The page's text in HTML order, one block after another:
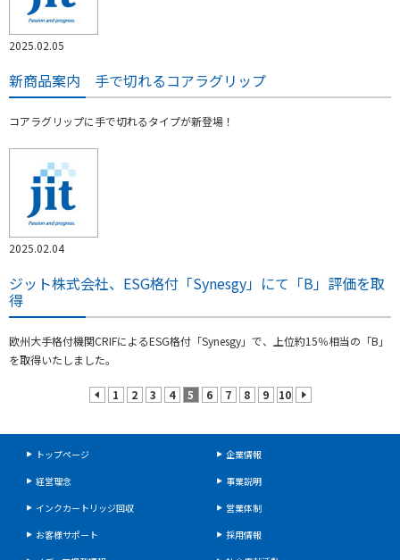
2025.02.05
新商品案内 手で切れるコアラグリップ
コアラグリップに手で切れるタイプが新登場！
2025.02.04
ジット株式会社、ESG格付「Synesgy」にて「B」評価を取
得
欧州大手格付機関CRIFによるESG格付「Synesgy」で、上位約15％相当の「B」
を取得いたしました。
1 2 3 4 5 6 7 8 9
10
トップページ
企業情報
経営理念
事業説明
インクカートリッジ回収
営業体制
お客様サポート
採用情報